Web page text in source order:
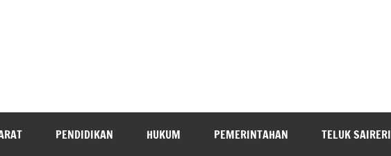
PENDIDIKAN HUKUM PEMERINTAHAN TELUK SAIRERI